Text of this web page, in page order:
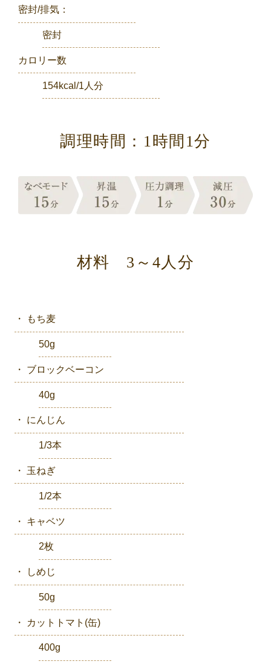
密封/排気：
密封
カロリー数
154kcal/1人分
調理時間：1時間1分
材料 3～4人分
・ もち麦
50g
・ ブロックベーコン
40g
・ にんじん
1/3本
・ 玉ねぎ
1/2本
・ キャベツ
2枚
・ しめじ
50g
・ カットトマト(缶)
400g